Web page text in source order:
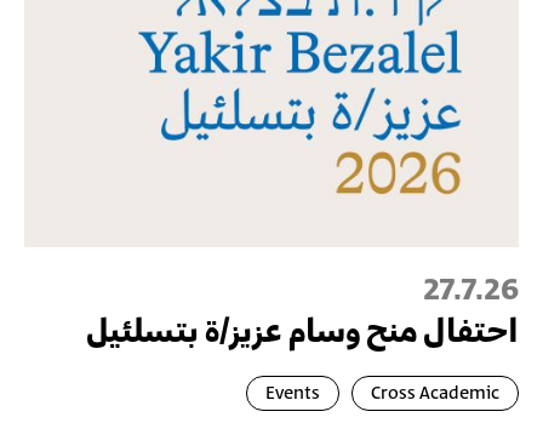
27.7.26
احتفال منح وسام عزيز/ة بتسلئيل
Cross Academic
Events